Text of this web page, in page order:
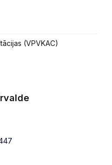
(VPVKAC)